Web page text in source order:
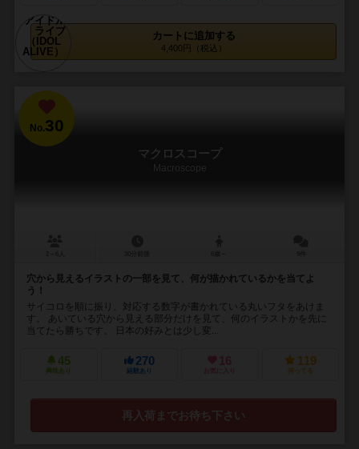
カートに追加する
4,400円（税込）
No.30
マクロスコープ
Macroscope
穴から見えるイラストの一部を見て、何が描かれているかを当てよ
う！
サイコロを順に振り、対応する数字が書かれている丸いフタをあけま
す。 あいている穴から見える部分だけを見て、何のイラストかを先に
当てたら勝ちです。 日本の好みとは少し変...
45
興味あり
270
経験あり
16
お気に入り
119
持ってる
再入荷までお待ち下さい